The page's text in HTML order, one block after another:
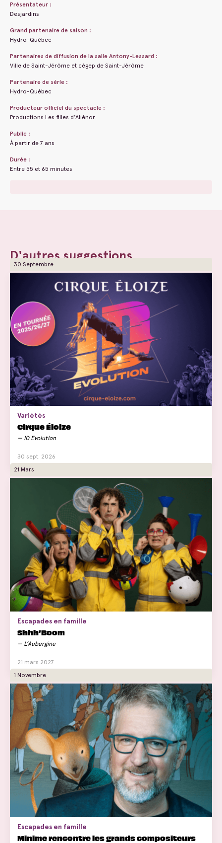
Présentateur :
Desjardins
Grand partenaire de saison :
Hydro-Québec
Partenaires de diffusion de la salle Antony-Lessard :
Ville de Saint-Jérôme et cégep de Saint-Jérôme
Partenaire de série :
Hydro-Québec
Producteur officiel du spectacle :
Productions Les filles d’Aliénor
Public :
À partir de 7 ans
Durée :
Entre 55 et 65 minutes
D'autres suggestions
30 Septembre
Variétés
Cirque Éloize
ID Evolution
30 sept. 2026
21 Mars
Escapades en famille
Shhh’Boom
L’Aubergine
21 mars 2027
1 Novembre
Escapades en famille
Minime rencontre les grands compositeurs